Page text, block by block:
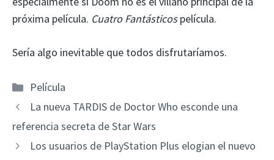
próxima película. Cuatro Fantásticospelícula.
Sería algo inevitable que todos disfrutaríamos.
Categorías
Película
La nueva TARDIS de Doctor Who esconde una
referencia secreta de Star Wars
Los usuarios de PlayStation Plus elogian el nuevo